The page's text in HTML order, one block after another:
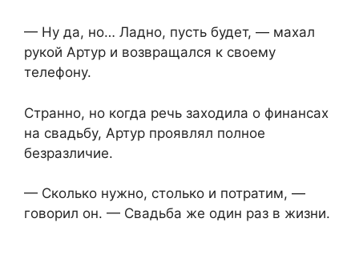
— Ну да, но… Ладно, пусть будет, — махал
рукой Артур и возвращался к своему
телефону.
Странно, но когда речь заходила о финансах
на свадьбу, Артур проявлял полное
безразличие.
— Сколько нужно, столько и потратим, —
говорил он. — Свадьба же один раз в жизни.